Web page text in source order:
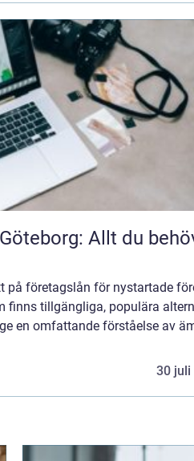
Allt du
på företagslån för nystartade
finns tillgängliga, populära
en omfattande förståelse av
30 juli